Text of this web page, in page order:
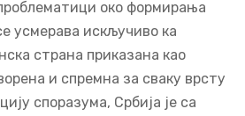
око формирања
усмерава искључиво ка
страна приказана као
и спремна за сваку врсту
споразума, Србија је са